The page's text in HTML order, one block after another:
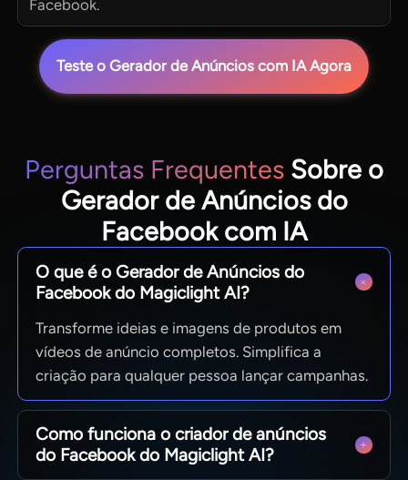
Facebook.
Teste o Gerador de Anúncios com IA Agora
Perguntas Frequentes Sobre o
Gerador de Anúncios do
Facebook com IA
O que é o Gerador de Anúncios do
Facebook do Magiclight AI?
Transforme ideias e imagens de produtos em
vídeos de anúncio completos. Simplifica a
criação para qualquer pessoa lançar campanhas.
Como funciona o criador de anúncios
do Facebook do Magiclight AI?